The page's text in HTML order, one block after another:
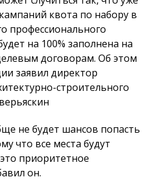
квота по набору в
профессионального
на 100% заполнена на
договорам. Об этом
заявил директор
строительного
не будет шансов попасть
что все места будут
приоритетное
он.